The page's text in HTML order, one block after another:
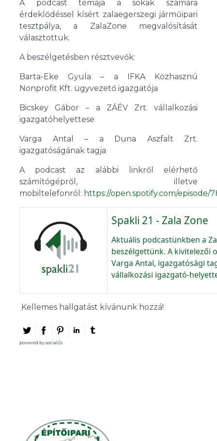
A podcast témája a sokak számára
érdeklődéssel kísért zalaegerszegi járműipari
tesztpálya, a ZalaZone megvalósítását
választottuk.
A beszélgetésben résztvevők:
Barta-Eke Gyula – a IFKA Közhasznú
Nonprofit Kft. ügyvezető igazgatója
Bicskey Gábor – a ZÁÉV Zrt. vállalkozási
igazgatóhelyettese
Varga Antal – a Duna Aszfalt Zrt.
igazgatóságának tagja
A podcast az alábbi linkről elérhető
számítógépről, illetve
mobiltelefonról: https://open.spotify.com/
Spakli 21 - Zala Zone
Aktuális podcastünkben a
beszélgettünk. A kivitelezői
Varga Antal, igazgatósági
vállalkozási igazgató-
Kellemes hallgatást kívánunk hozzá!
powered bysocial2s